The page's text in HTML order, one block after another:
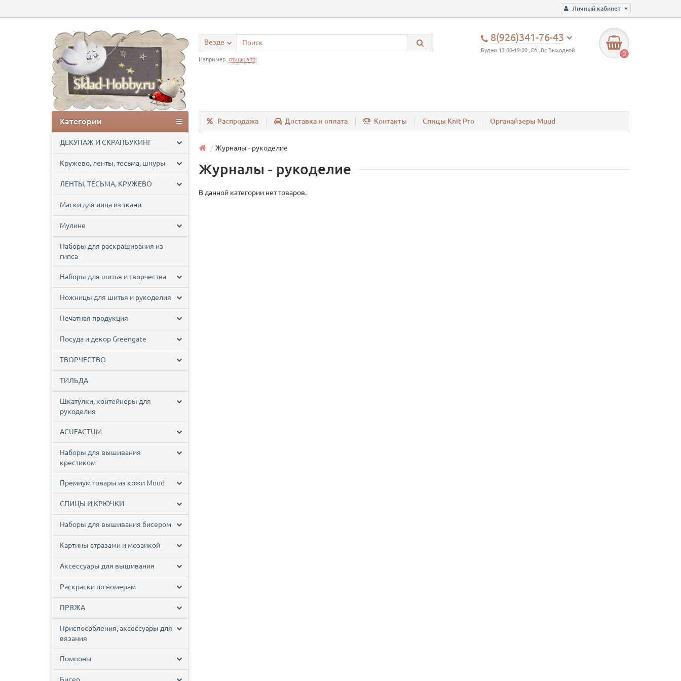
Личный кабинет
8(926)341-76-43
Будни 13:00-19:00 ,Сб ,Вс Выходной 0
Везде
Например: спицы addi
Распродажа Доставка и оплата Контакты Спицы Knit Pro Органайзеры Muud
Категории
ДЕКУПАЖ И СКРАПБУКИНГ
Кружево, ленты, тесьма, шнуры
ЛЕНТЫ, ТЕСЬМА, КРУЖЕВО
Маски для лица из ткани
Мулине
Наборы для раскрашивания из
гипса
Наборы для шитья и творчества
Ножницы для шитья и рукоделия
Печатная продукция
Посуда и декор Greengate
ТВОРЧЕСТВО
ТИЛЬДА
Шкатулки, контейнеры для
рукоделия
ACUFACTUM
Наборы для вышивания
крестиком
Премиум товары из кожи Muud
СПИЦЫ И КРЮЧКИ
Наборы для вышивания бисером
Картины стразами и мозаикой
Аксессуары для вышивания
Раскраски по номерам
ПРЯЖА
Приспособления, аксессуары для
вязания
Помпоны
Журналы - рукоделие
Журналы - рукоделие
В данной категории нет товаров.